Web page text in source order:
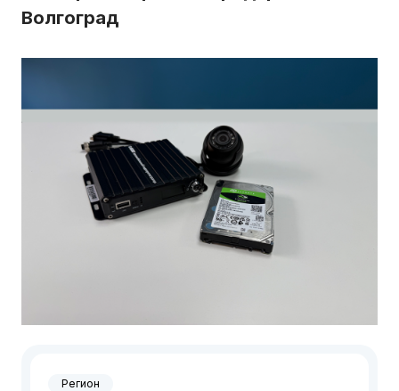
Волгоград
Регион